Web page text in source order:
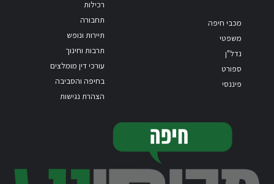
מכבי חיפה
משפטי
נדל"ן
ספורט
פיננסי
רכילות
תחבורה
תיירות ונופש
תרבות וחינוך
עורכי דין מומלצים
בחיפה והסביבה
הצהרת נגישות